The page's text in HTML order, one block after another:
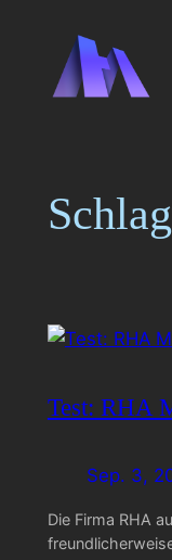
springen
Test: RHA
Sep. 3,
Die Firma RHA